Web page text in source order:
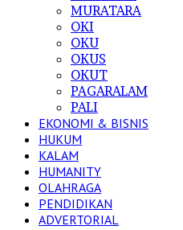
MURATARA
OKI
OKU
OKUS
OKUT
PAGARALAM
PALI
EKONOMI & BISNIS
HUKUM
KALAM
HUMANITY
OLAHRAGA
PENDIDIKAN
ADVERTORIAL